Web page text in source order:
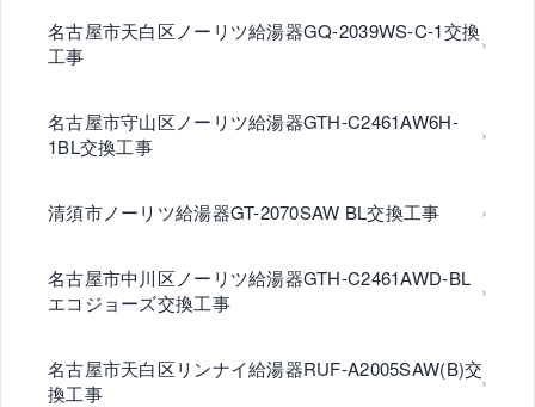
名古屋市天白区ノーリツ給湯器GQ-2039WS-C-1交換
工事
名古屋市守山区ノーリツ給湯器GTH-C2461AW6H-
1BL交換工事
清須市ノーリツ給湯器GT-2070SAW BL交換工事
名古屋市中川区ノーリツ給湯器GTH-C2461AWD-BL
エコジョーズ交換工事
名古屋市天白区リンナイ給湯器RUF-A2005SAW(B)交
換工事